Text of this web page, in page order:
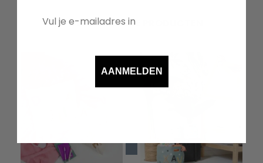
GERELATEERDE PRODUCTEN
AANMELDEN